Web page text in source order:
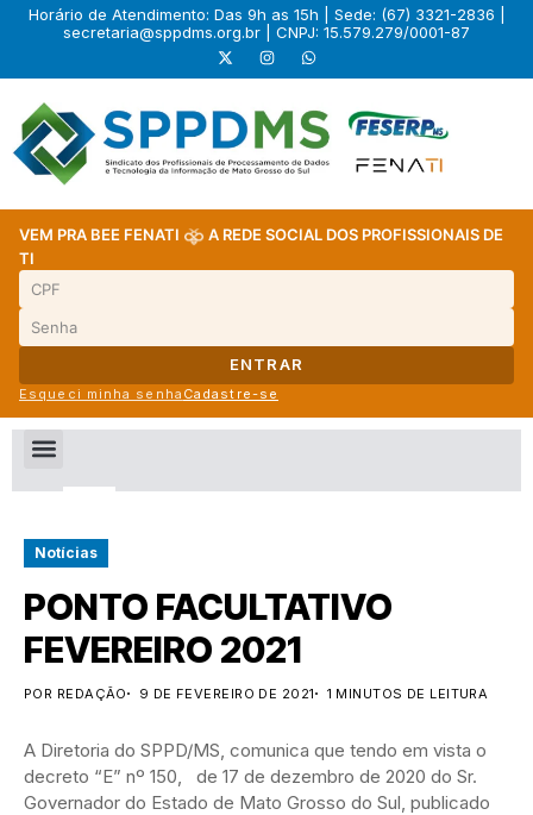
Horário de Atendimento: Das 9h as 15h | Sede: (67) 3321-2836 |
secretaria@sppdms.org.br | CNPJ: 15.579.279/0001-87
VEM PRA BEE FENATI
A REDE SOCIAL DOS PROFISSIONAIS DE
TI
ENTRAR
Esqueci minha senha Cadastre-se
Notícias
PONTO FACULTATIVO
FEVEREIRO 2021
POR REDAÇÃO 9 DE FEVEREIRO DE 2021 1 MINUTOS DE LEITURA
A Diretoria do SPPD/MS, comunica que tendo em vista o
decreto “E” nº 150, de 17 de dezembro de 2020 do Sr.
Governador do Estado de Mato Grosso do Sul, publicado